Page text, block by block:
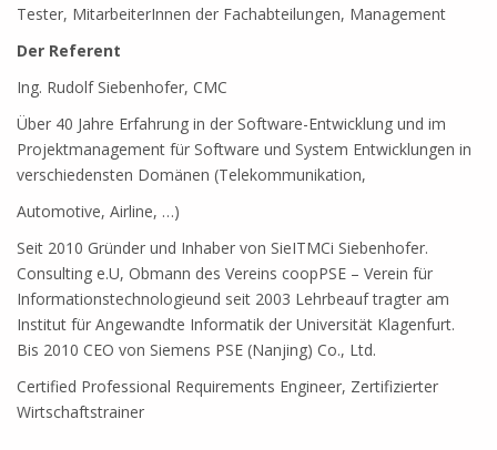
Tester, MitarbeiterInnen der Fachabteilungen, Management
Der Referent
Ing. Rudolf Siebenhofer, CMC
Über 40 Jahre Erfahrung in der Software-Entwicklung und im
Projektmanagement für Software und System Entwicklungen in
verschiedensten Domänen (Telekommunikation,
Automotive, Airline, …)
Seit 2010 Gründer und Inhaber von SieITMCi Siebenhofer.
Consulting e.U, Obmann des Vereins coopPSE – Verein für
Informationstechnologieund seit 2003 Lehrbeauf tragter am
Institut für Angewandte Informatik der Universität Klagenfurt.
Bis 2010 CEO von Siemens PSE (Nanjing) Co., Ltd.
Certified Professional Requirements Engineer, Zertifizierter
Wirtschaftstrainer